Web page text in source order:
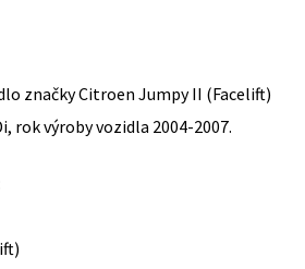
značky Citroen Jumpy II (Facelift)
rok výroby vozidla 2004-2007.